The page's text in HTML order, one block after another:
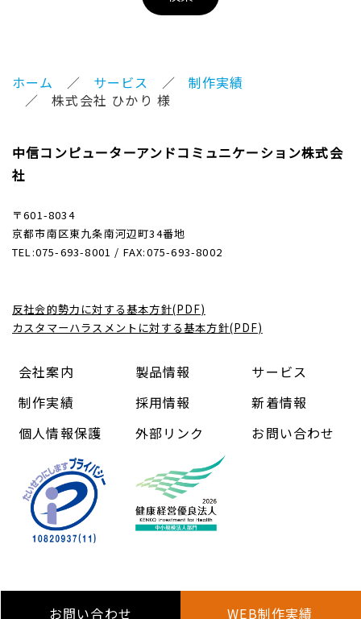
ホーム サービス
制作実績
株式会社 ひかり 様
中信コンピューターアンドコミュニケーション株式会
社
〒601-8034
京都市南区東九条南河辺町34番地
TEL:075-693-8001 / FAX:075-693-8002
反社会的勢力に対する基本方針(PDF)
カスタマーハラスメントに対する基本方針(PDF)
会社案内 製品情報
サービス
制作実績
採用情報
新着情報
個人情報保護
外部リンク お問い合わせ
お問い合わせ WEB制作実績
ン株式会社 All Rights Reserved.